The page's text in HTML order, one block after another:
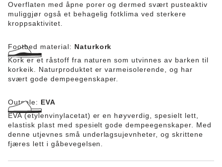
Overflaten med åpne porer og dermed svært pusteaktiv
muliggjør også et behagelig fotklima ved sterkere
kroppsaktivitet.
Footbed material: Naturkork
Kork er et råstoff fra naturen som utvinnes av barken til
korkeik. Naturproduktet er varmeisolerende, og har
svært gode dempeegenskaper.
Outsole: EVA
EVA (etylenvinylacetat) er en høyverdig, spesielt lett,
elastisk plast med spesielt gode dempeegenskaper. Med
denne utjevnes små underlagsujevnheter, og skrittene
fjæres lett i gåbevegelsen.